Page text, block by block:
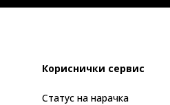
Кориснички сервис
Статус на нарачка